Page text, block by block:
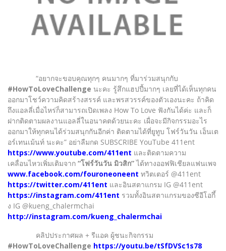
“อยากจะขอบคุณทุกๆ คนมากๆ ที่มาร่วมสนุกกับ
#HowToLoveChallenge นะคะ รู้สึกแฮปปี้มากๆ เลยที่ได้เห็นทุกคน
ออกมาโชว์ความคิดสร้างสรรค์ และพรสวรรค์ของตัวเองนะคะ ถ้าคิด
ถึงแอลลี่เมื่อไหร่ก็สามารถเปิดเพลง How To Love ฟังกันได้ค่ะ และก็
ฝากติดตามผลงานแอลลี่ในอนาคตด้วยนะคะ เผื่อจะมีกิจกรรมอะไร
ออกมาให้ทุกคนได้ร่วมสนุกกันอีกค่า ติดตามได้ที่ยูทูบ โฟร์วันวัน เอ็นเต
อร์เทนเม้นท์ นะคะ” อย่าลืมกด SUBSCRIBE YouTube 411ent
https://www.youtube.com/411ent และติดตามความ
เคลื่อนไหวเพิ่มเติมจาก “โฟร์วันวัน มิวสิก”ได้ทางออฟฟิเชียลแฟนเพจ
www.facebook.com/fouroneoneent ทวิตเตอร์ @411ent
https://twitter.com/411ent และอินสตาแกรม IG @411ent
https://instagram.com/411ent รวมทั้งอินสตาแกรมของซีอีโอกึ้
ง IG @kueng_chalermchai
http://instagram.com/kueng_chalermchai
คลิปประกาศผล + รีแอค ผู้ชนะกิจกรรม
#HowToLoveChallenge https://youtu.be/tSfDVSc1s78